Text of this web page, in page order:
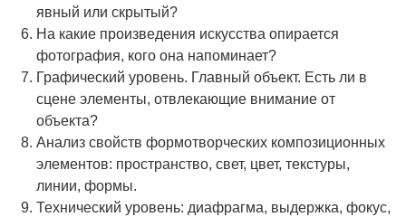
явный или скрытый?
На какие произведения искусства опирается
фотография, кого она напоминает?
Графический уровень. Главный объект. Есть ли в
сцене элементы, отвлекающие внимание от
объекта?
Анализ свойств формотворческих композиционных
элементов: пространство, свет, цвет, текстуры,
линии, формы.
Технический уровень: диафрагма, выдержка, фокус,